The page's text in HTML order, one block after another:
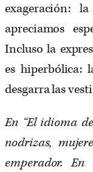
exageración:
apreciamos
Incluso la
es hiperbólica:
desgarra las
En “El idioma
nodrizas,
emperador.